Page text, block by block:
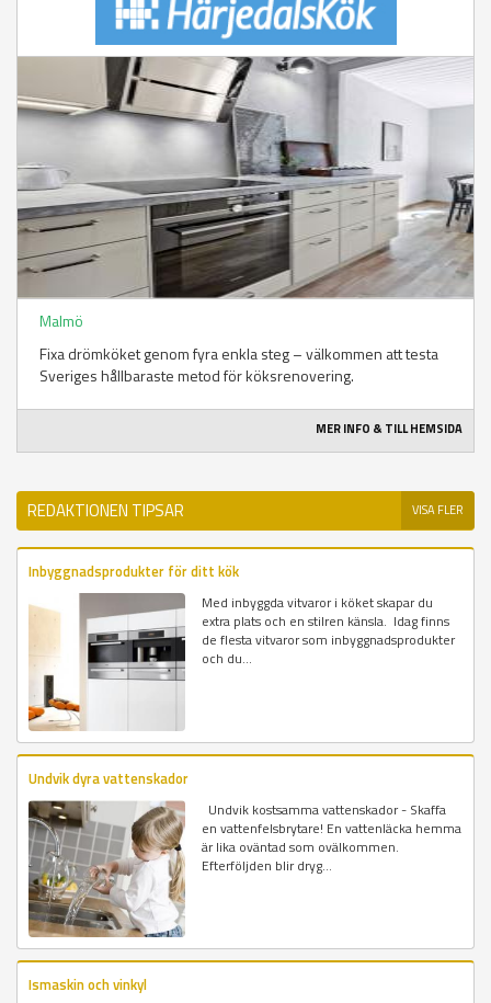
Malmö
Fixa drömköket genom fyra enkla steg – välkommen att testa
Sveriges hållbaraste metod för köksrenovering.
MER INFO & TILL HEMSIDA
REDAKTIONEN TIPSAR VISA FLER
Inbyggnadsprodukter för ditt kök
Med inbyggda vitvaror i köket skapar du
extra plats och en stilren känsla. Idag finns
de flesta vitvaror som inbyggnadsprodukter
och du...
Undvik dyra vattenskador
Undvik kostsamma vattenskador - Skaffa
en vattenfelsbrytare! En vattenläcka hemma
är lika oväntad som ovälkommen.
Efterföljden blir dryg...
Ismaskin och vinkyl